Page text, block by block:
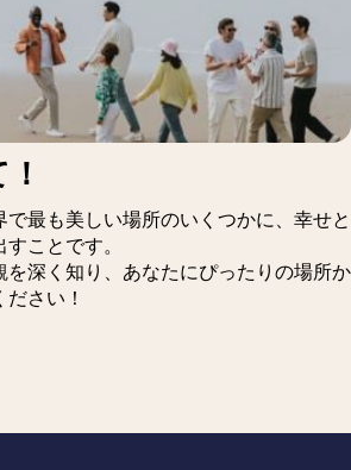
最も美しい場所のいくつかに、幸せと
ことです。
を深く知り、あなたにぴったりの場所か
さい！